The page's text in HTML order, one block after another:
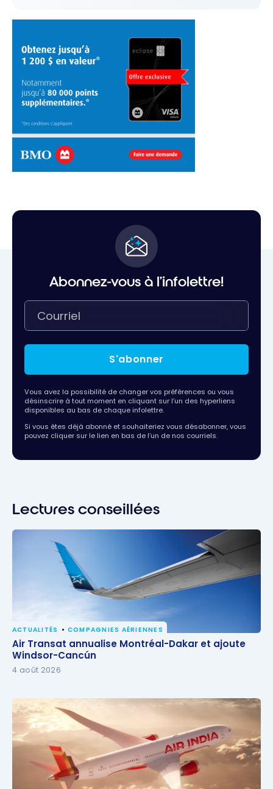
Abonnez-vous à l'infolettre!
S'abonner
Vous avez la possibilité de changer vos préférences ou vous
désinscrire à tout moment en cliquant sur l’un des hyperliens
disponibles au bas de chaque infolettre.
Si vous êtes déjà abonné et souhaiteriez vous désabonner, vous
pouvez cliquer sur le lien en bas de l’un de nos courriels.
Lectures conseillées
Air Transat annualise Montréal-Dakar et ajoute
Windsor-Cancún
ACTUALITÉS COMPAGNIES AÉRIENNES
Air Transat annualise Montréal-Dakar et ajoute
Windsor-Cancún
4 août 2026